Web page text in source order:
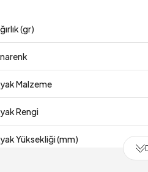
(gr)
Malzeme
Rengi
Yüksekliği (mm)